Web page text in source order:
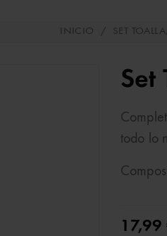
INICIO / SET
Set
todo lo
17,99